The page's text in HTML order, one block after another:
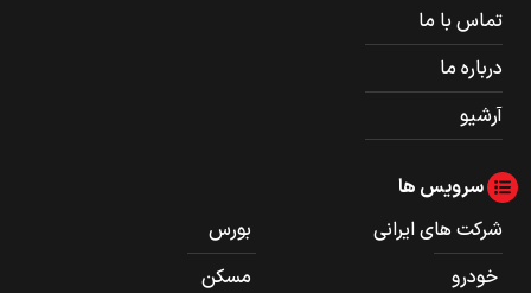
تماس با ما
درباره ما
آرشیو
سرویس ها
شرکت های ایرانی
بورس
خودرو
مسکن